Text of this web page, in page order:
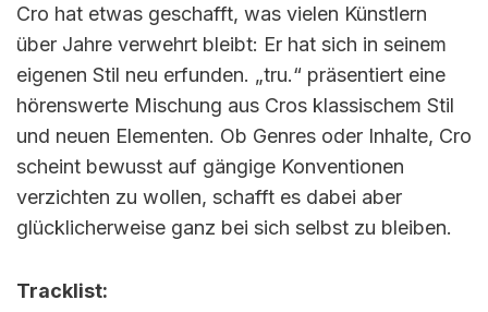
Cro hat etwas geschafft, was vielen Künstlern
über Jahre verwehrt bleibt: Er hat sich in seinem
eigenen Stil neu erfunden. „tru.“ präsentiert eine
hörenswerte Mischung aus Cros klassischem Stil
und neuen Elementen. Ob Genres oder Inhalte, Cro
scheint bewusst auf gängige Konventionen
verzichten zu wollen, schafft es dabei aber
glücklicherweise ganz bei sich selbst zu bleiben.
Tracklist: